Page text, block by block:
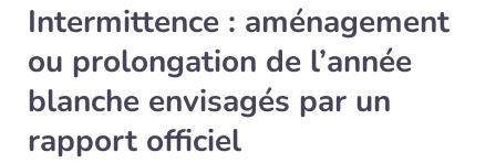
Intermittence : aménagement
ou prolongation de l’année
blanche envisagés par un
rapport officiel